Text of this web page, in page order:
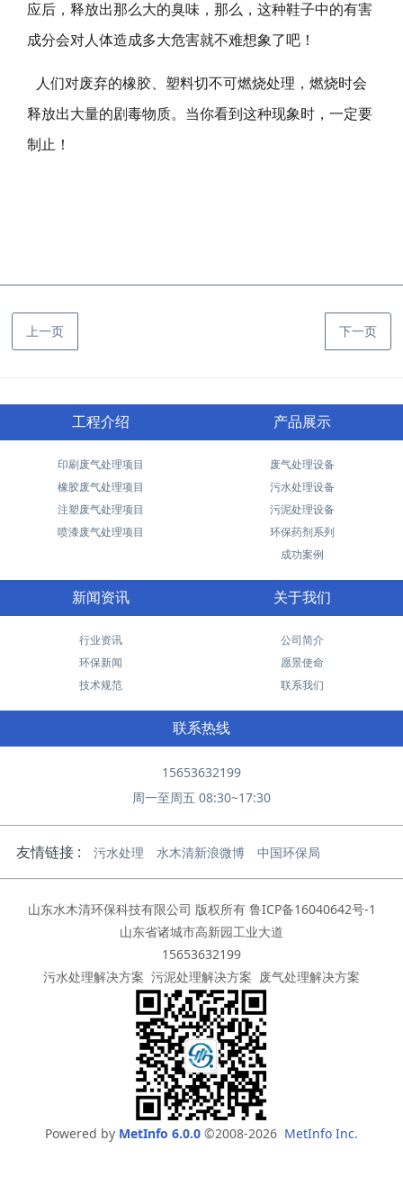
应后，释放出那么大的臭味，那么，这种鞋子中的有害
成分会对人体造成多大危害就不难想象了吧！
人们对废弃的橡胶、塑料切不可燃烧处理，燃烧时会
释放出大量的剧毒物质。当你看到这种现象时，一定要
制止！
上一页 下一页
工程介绍
印刷废气处理项目
橡胶废气处理项目
注塑废气处理项目
喷漆废气处理项目
产品展示
废气处理设备
污水处理设备
污泥处理设备
环保药剂系列
成功案例
新闻资讯
行业资讯
环保新闻
技术规范
关于我们
公司简介
愿景使命
联系我们
联系热线
15653632199
周一至周五 08:30~17:30
友情链接 : 污水处理 水木清新浪微博 中国环保局
山东水木清环保科技有限公司 版权所有 鲁ICP备16040642号-1
山东省诸城市高新园工业大道
15653632199
污水处理解决方案 污泥处理解决方案 废气处理解决方案
Powered by MetInfo 6.0.0 ©2008-2026 MetInfo Inc.